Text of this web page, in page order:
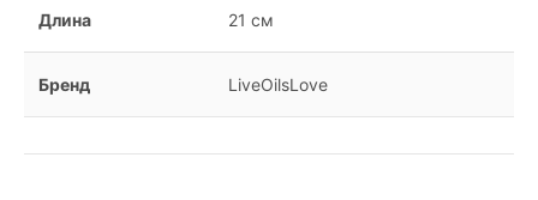
Длина 21 см
Бренд LiveOilsLove